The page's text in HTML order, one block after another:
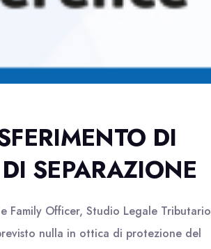
DI
SEPARAZIONE
Family Officer, Studio Legale Tributario
nulla in ottica di protezione del